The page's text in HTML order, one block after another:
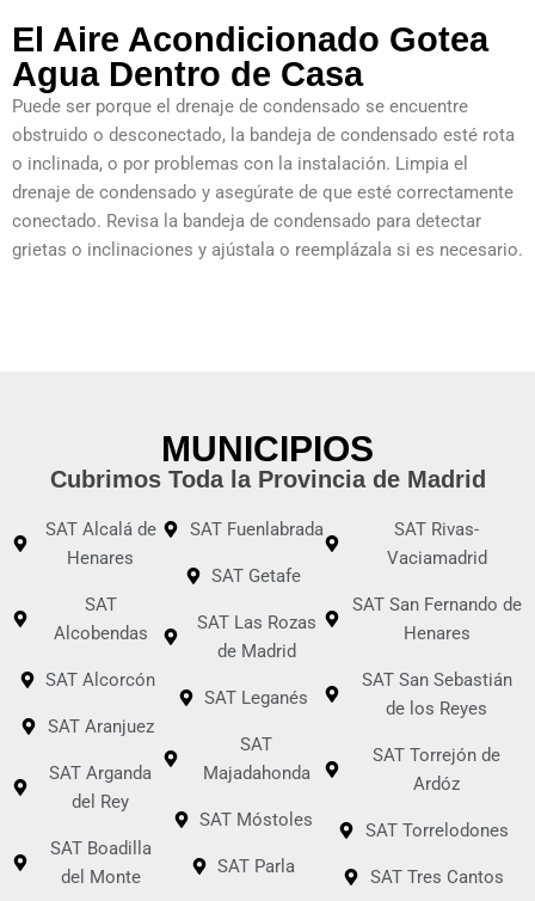
El Aire Acondicionado Gotea
Agua Dentro de Casa
Puede ser porque el drenaje de condensado se encuentre
obstruido o desconectado, la bandeja de condensado esté rota
o inclinada, o por problemas con la instalación. Limpia el
drenaje de condensado y asegúrate de que esté correctamente
conectado. Revisa la bandeja de condensado para detectar
grietas o inclinaciones y ajústala o reemplázala si es necesario.
MUNICIPIOS
Cubrimos Toda la Provincia de Madrid
SAT Alcalá de
Henares
SAT
Alcobendas
SAT Alcorcón
SAT Aranjuez
SAT Arganda
del Rey
SAT Boadilla
del Monte
SAT Fuenlabrada
SAT Getafe
SAT Las Rozas
de Madrid
SAT Leganés
SAT
Majadahonda
SAT Móstoles
SAT Parla
SAT Rivas-
Vaciamadrid
SAT San Fernando de
Henares
SAT San Sebastián
de los Reyes
SAT Torrejón de
Ardóz
SAT Torrelodones
SAT Tres Cantos